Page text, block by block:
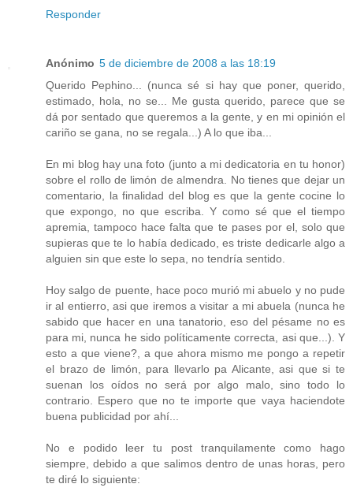
Responder
Anónimo 5 de diciembre de 2008 a las 18:19
Querido Pephino... (nunca sé si hay que poner, querido,
estimado, hola, no se... Me gusta querido, parece que se
dá por sentado que queremos a la gente, y en mi opinión el
cariño se gana, no se regala...) A lo que iba...
En mi blog hay una foto (junto a mi dedicatoria en tu honor)
sobre el rollo de limón de almendra. No tienes que dejar un
comentario, la finalidad del blog es que la gente cocine lo
que expongo, no que escriba. Y como sé que el tiempo
apremia, tampoco hace falta que te pases por el, solo que
supieras que te lo había dedicado, es triste dedicarle algo a
alguien sin que este lo sepa, no tendría sentido.
Hoy salgo de puente, hace poco murió mi abuelo y no pude
ir al entierro, asi que iremos a visitar a mi abuela (nunca he
sabido que hacer en una tanatorio, eso del pésame no es
para mi, nunca he sido políticamente correcta, asi que...). Y
esto a que viene?, a que ahora mismo me pongo a repetir
el brazo de limón, para llevarlo pa Alicante, asi que si te
suenan los oídos no será por algo malo, sino todo lo
contrario. Espero que no te importe que vaya haciendote
buena publicidad por ahí...
No e podido leer tu post tranquilamente como hago
siempre, debido a que salimos dentro de unas horas, pero
te diré lo siguiente: